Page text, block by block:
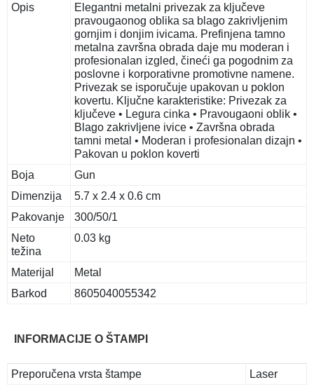
Opis
Elegantni metalni privezak za ključeve
pravougaonog oblika sa blago zakrivljenim
gornjim i donjim ivicama. Prefinjena tamno
metalna završna obrada daje mu moderan i
profesionalan izgled, čineći ga pogodnim za
poslovne i korporativne promotivne namene.
Privezak se isporučuje upakovan u poklon
kovertu. Ključne karakteristike: Privezak za
ključeve • Legura cinka • Pravougaoni oblik •
Blago zakrivljene ivice • Završna obrada
tamni metal • Moderan i profesionalan dizajn •
Pakovan u poklon koverti
Boja
Gun
Dimenzija
5.7 x 2.4 x 0.6 cm
Pakovanje
300/50/1
Neto
težina
0.03 kg
Materijal
Metal
Barkod
8605040055342
INFORMACIJE O ŠTAMPI
Preporučena vrsta štampe Laser